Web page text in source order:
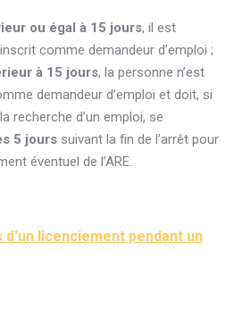
ou égal à 15 jours, il est
comme demandeur d’emploi ;
à 15 jours, la personne n’est
demandeur d’emploi et doit, si
recherche d’un emploi, se
5 jours suivant la fin de l’arrêt pour
éventuel de l’ARE.
d'un licenciement pendant un